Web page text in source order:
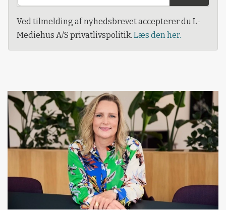
Ved tilmelding af nyhedsbrevet accepterer du L-
Mediehus A/S privatlivspolitik. Læs den her.